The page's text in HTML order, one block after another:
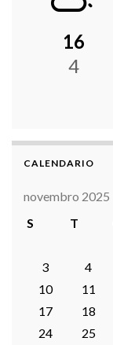
16
4
CALENDARIO
novembro 2025
S
T
3
4
10
11
17
18
24
25